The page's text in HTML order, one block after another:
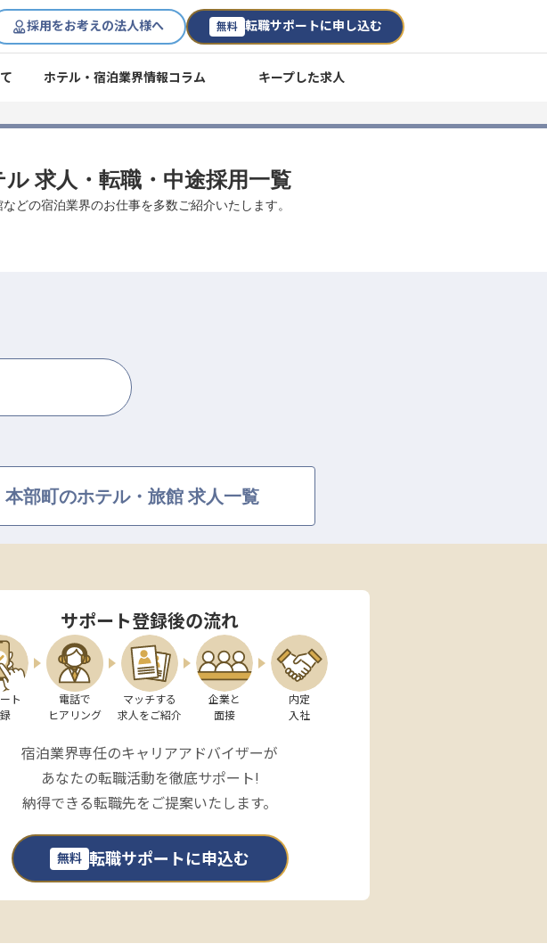
採用をお考えの法人様へ 無料 転職サポートに申し込む
ホテル・宿泊業界情報コラム キープした求人
求人・転職・中途採用一覧
どの宿泊業界のお仕事を多数ご紹介いたします。
本部町のホテル・旅館 求人一覧
サポート登録後の流れ
ト
電話で
ヒアリング
マッチする
求人をご紹介
企業と
面接
内定
入社
宿泊業界専任のキャリアアドバイザーが
あなたの転職活動を徹底サポート!
納得できる転職先をご提案いたします。
無料 転職サポートに申込む